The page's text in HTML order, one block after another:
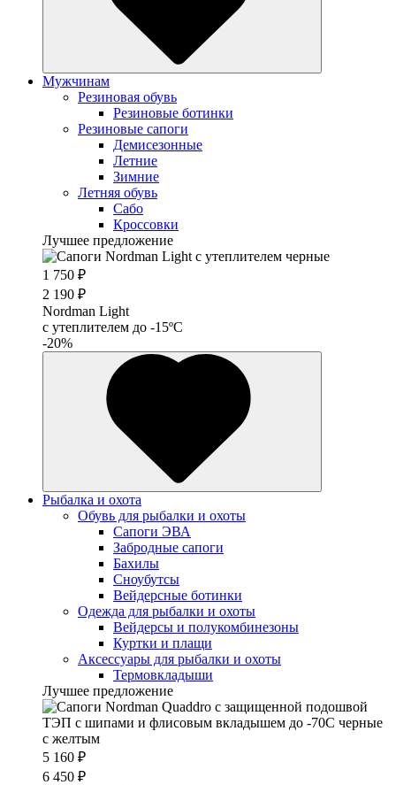
Мужчинам
Резиновая обувь
Резиновые ботинки
Резиновые сапоги
Демисезонные
Летние
Зимние
Летняя обувь
Сабо
Кроссовки
Лучшее предложение
1 750 ₽
2 190 ₽
Nordman Light
c утеплителем до -15ºС
-20%
Рыбалка и охота
Обувь для рыбалки и охоты
Сапоги ЭВА
Забродные сапоги
Бахилы
Сноубутсы
Вейдерсные ботинки
Одежда для рыбалки и охоты
Вейдерсы и полукомбинезоны
Куртки и плащи
Аксессуары для рыбалки и охоты
Термовкладыши
Лучшее предложение
5 160 ₽
6 450 ₽